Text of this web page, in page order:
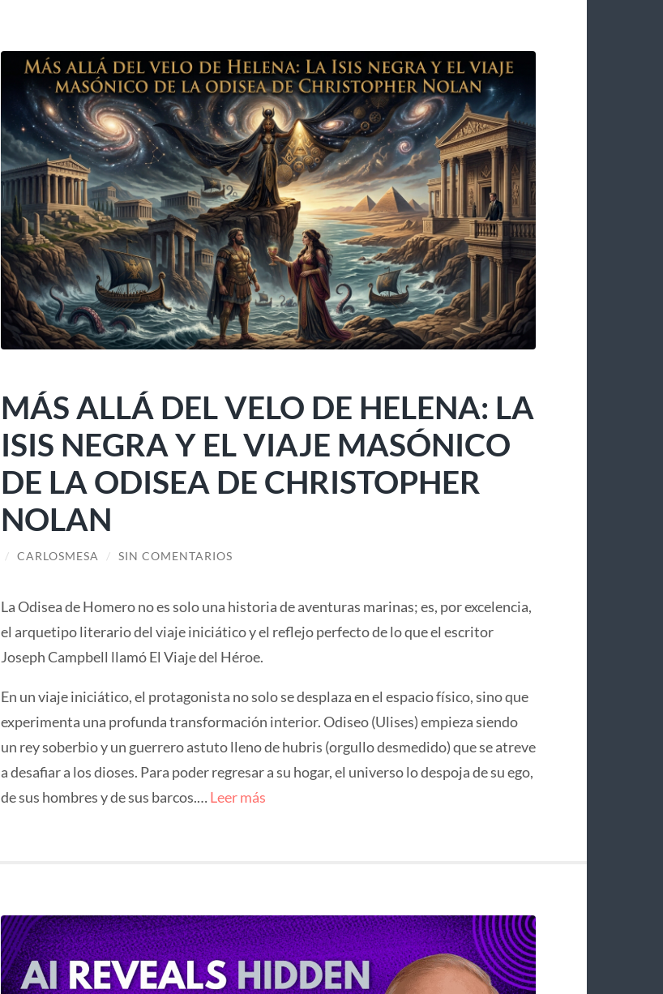
MÁS ALLÁ DEL VELO DE HELENA: LA
ISIS NEGRA Y EL VIAJE MASÓNICO
DE LA ODISEA DE CHRISTOPHER
NOLAN
/ CARLOSMESA / SIN COMENTARIOS
La Odisea de Homero no es solo una historia de aventuras marinas; es, por excelencia,
el arquetipo literario del viaje iniciático y el reflejo perfecto de lo que el escritor
Joseph Campbell llamó El Viaje del Héroe.
En un viaje iniciático, el protagonista no solo se desplaza en el espacio físico, sino que
experimenta una profunda transformación interior. Odiseo (Ulises) empieza siendo
un rey soberbio y un guerrero astuto lleno de hubris (orgullo desmedido) que se atreve
a desafiar a los dioses. Para poder regresar a su hogar, el universo lo despoja de su ego,
de sus hombres y de sus barcos.…Leer más